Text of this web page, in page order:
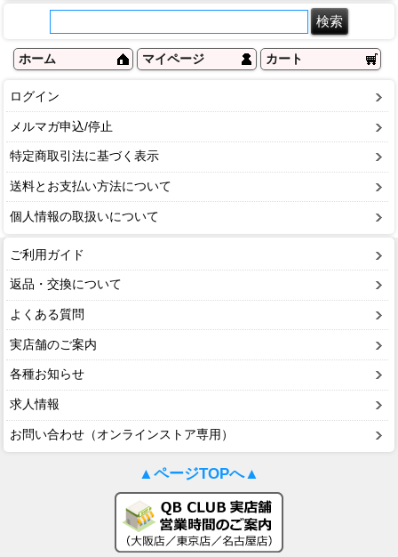
ホーム マイページ カート
ログイン
メルマガ申込/停止
特定商取引法に基づく表示
送料とお支払い方法について
個人情報の取扱いについて
ご利用ガイド
返品・交換について
よくある質問
実店舗のご案内
各種お知らせ
求人情報
お問い合わせ（オンラインストア専用）
▲ページTOPへ▲